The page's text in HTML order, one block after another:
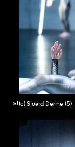
JPG
(c) Sjoerd Derine (5)